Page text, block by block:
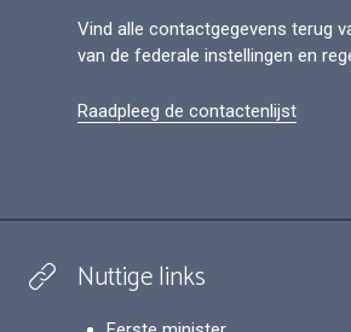
Vind alle contactgegevens terug
van de federale instellingen en
Raadpleeg de contactenlijst
Nuttige links